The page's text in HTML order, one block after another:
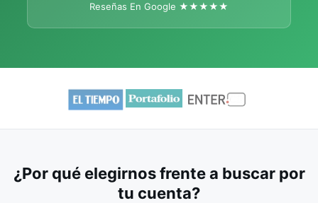
Reseñas En Google ★★★★★
¿Por qué elegirnos frente a buscar por
tu cuenta?